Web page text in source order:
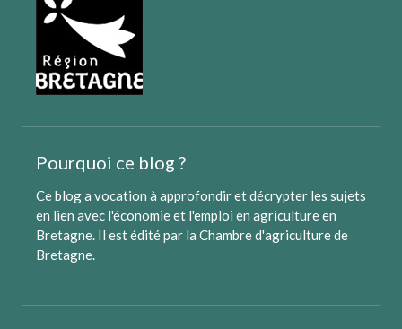
Pourquoi ce blog ?
Ce blog a vocation à approfondir et décrypter les sujets
en lien avec l'économie et l'emploi en agriculture en
Bretagne. Il est édité par la Chambre d'agriculture de
Bretagne.